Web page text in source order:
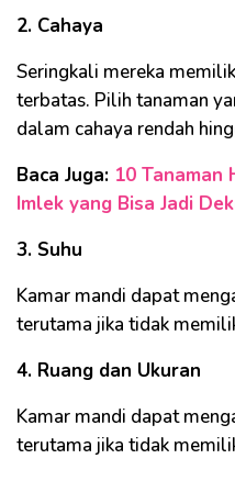
2. Cahaya
Seringkali mereka
terbatas. Pilih tanaman
dalam cahaya rendah
Baca Juga: 10 Tanaman
Imlek yang Bisa Jadi
3. Suhu
Kamar mandi dapat
terutama jika tidak
4. Ruang dan Ukuran
Kamar mandi dapat
terutama jika tidak